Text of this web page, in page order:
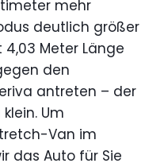
mehr
deutlich größer
Meter Länge
den
antreten – der
Um
Van im
das Auto für Sie